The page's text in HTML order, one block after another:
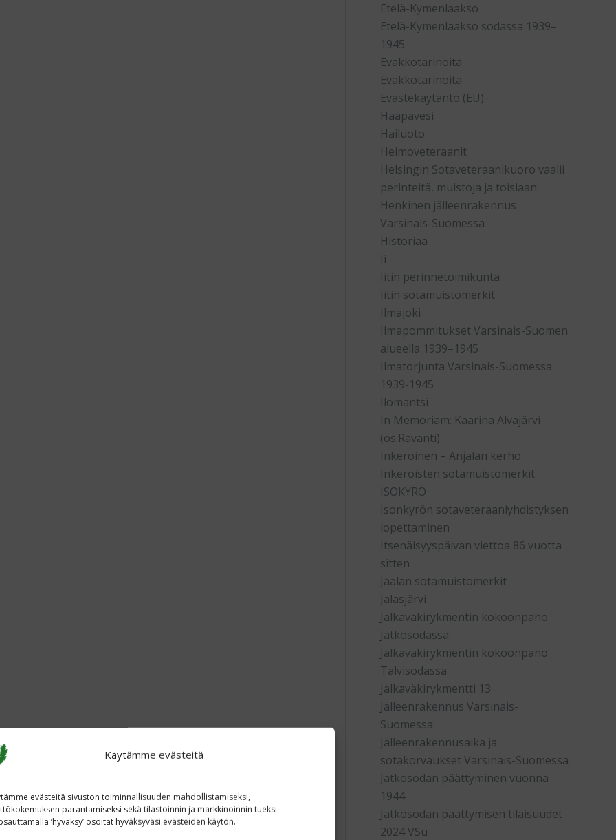
Käytämme evästeitä
evästeitä sivuston toiminnallisuuden mahdollistamiseksi,
parantamiseksi sekä tilastoinnin ja markkinoinnin tueksi.
’hyvaksy’ osoitat hyväksyväsi evästeiden käytön.
Etelä-Kymenlaakso
Etelä-Kymenlaakso sodassa 1939–
1945
Evakkotarinoita
Evakkotarinoita
Evästekäytäntö (EU)
Haapavesi
Hailuoto
Heimoveteraanit
Helsingin Sotaveteraanikuoro vaalii
perinteitä, muistoja ja toisiaan
Henkinen jälleenrakennus
Varsinais-Suomessa
Historiaa
Ii
Iitin perinnetoimikunta
Iitin sotamuistomerkit
Ilmajoki
Ilmapommitukset Varsinais-Suomen
alueella 1939–1945
Ilmatorjunta Varsinais-Suomessa
1939-1945
Ilomantsi
In Memoriam: Kaarina Alvajärvi
(os.Ravanti)
Inkeroinen – Anjalan kerho
Inkeroisten sotamuistomerkit
ISOKYRÖ
Isonkyrön sotaveteraaniyhdistyksen
lopettaminen
Itsenäisyyspäivän viettoa 86 vuotta
sitten
Jaalan sotamuistomerkit
Jalasjärvi
Jalkaväkirykmentin kokoonpano
Jatkosodassa
Jalkaväkirykmentin kokoonpano
Talvisodassa
Jalkaväkirykmentti 13
Jälleenrakennus Varsinais-
Suomessa
Jälleenrakennusaika ja
sotakorvaukset Varsinais-Suomessa
Jatkosodan päättyminen vuonna
1944
Jatkosodan päättymisen tilaisuudet
2024 VSu